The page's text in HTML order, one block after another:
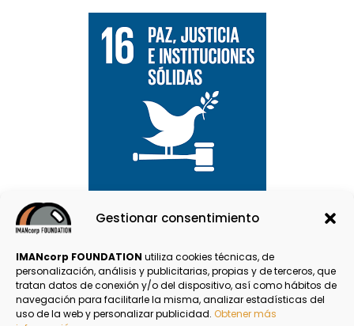
Gestionar consentimiento
IMANcorp FOUNDATION utiliza cookies técnicas, de
personalización, análisis y publicitarias, propias y de terceros, que
tratan datos de conexión y/o del dispositivo, así como hábitos de
navegación para facilitarle la misma, analizar estadísticas del
uso de la web y personalizar publicidad. Obtener más
EmailLinkedIn
Compartir
Política de Privacidad